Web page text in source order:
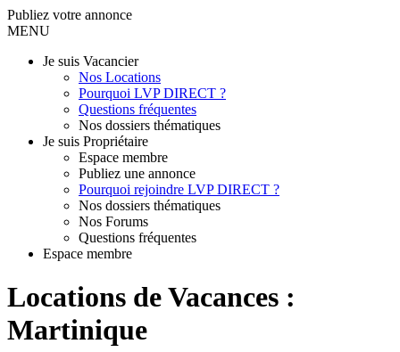
Publiez votre annonce
MENU
Je suis Vacancier
Nos Locations
Pourquoi LVP DIRECT ?
Questions fréquentes
Nos dossiers thématiques
Je suis Propriétaire
Espace membre
Publiez une annonce
Pourquoi rejoindre LVP DIRECT ?
Nos dossiers thématiques
Nos Forums
Questions fréquentes
Espace membre
Locations de Vacances :
Martinique